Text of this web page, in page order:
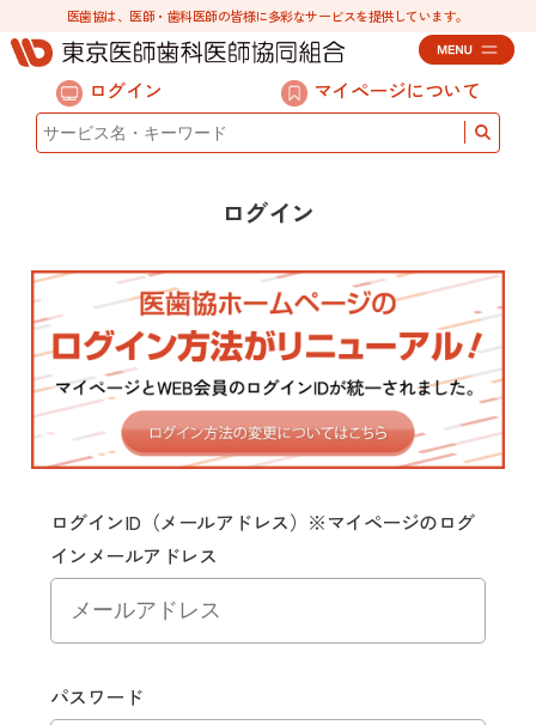
医歯協は、医師・歯科医師の皆様に多彩なサービスを提供しています。
ログイン マイページについて
ログイン
ログインID（メールアドレス）※マイページのログ
インメールアドレス
パスワード